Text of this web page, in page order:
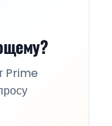
Prime